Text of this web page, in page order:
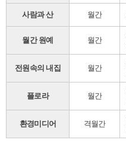
사람과 산 월간
월간 원예 월간
전원속의 내집 월간
플로라 월간
환경미디어 격월간